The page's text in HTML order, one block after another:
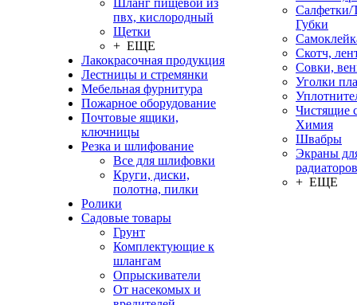
Шланг пищевой из
пвх, кислородный
Щетки
+ ЕЩЕ
Лакокрасочная продукция
Лестницы и стремянки
Мебельная фурнитура
Пожарное оборудование
Почтовые ящики,
ключницы
Резка и шлифование
Все для шлифовки
Круги, диски,
полотна, пилки
Ролики
Садовые товары
Грунт
Комплектующие к
шлангам
Опрыскиватели
От насекомых и
Салфетки/
Губки
Скотч,
Совки,
Уголки
Чистящие
Химия
Швабры
Экраны
радиаторов
+ ЕЩЕ